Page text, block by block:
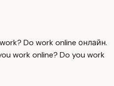
Do work online онлайн.
work online? Do you work